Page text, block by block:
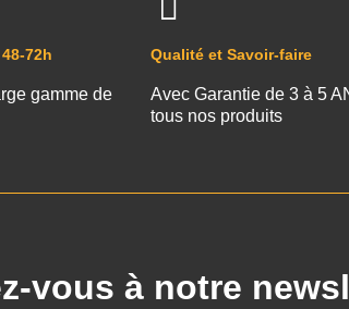
72h
gamme de
Qualité et Savoir-faire
Avec Garantie de 3 à 5
tous nos produits
vous à notre